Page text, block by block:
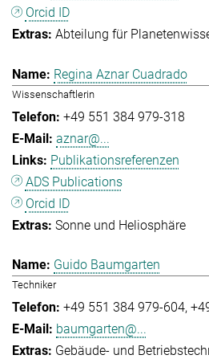
Orcid ID
Abteilung für
Regina Aznar Cuadrado
Wissenschaftlerin
+49 551 384 979-318
aznar@...
Publikationsreferenzen
ADS Publications
Orcid ID
Sonne und Heliosphäre
Guido Baumgarten
Techniker
+49 551 384 979-604
baumgarten@...
Gebäude- und